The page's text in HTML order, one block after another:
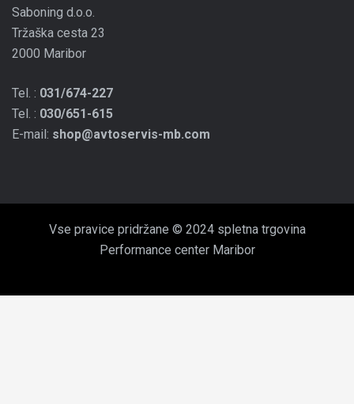
Saboning d.o.o.
Tržaška cesta 23
2000 Maribor
Tel. : 031/674-227
Tel. : 030/651-615
E-mail: shop@avtoservis-mb.com
Vse pravice pridržane © 2024 spletna trgovina
Performance center Maribor